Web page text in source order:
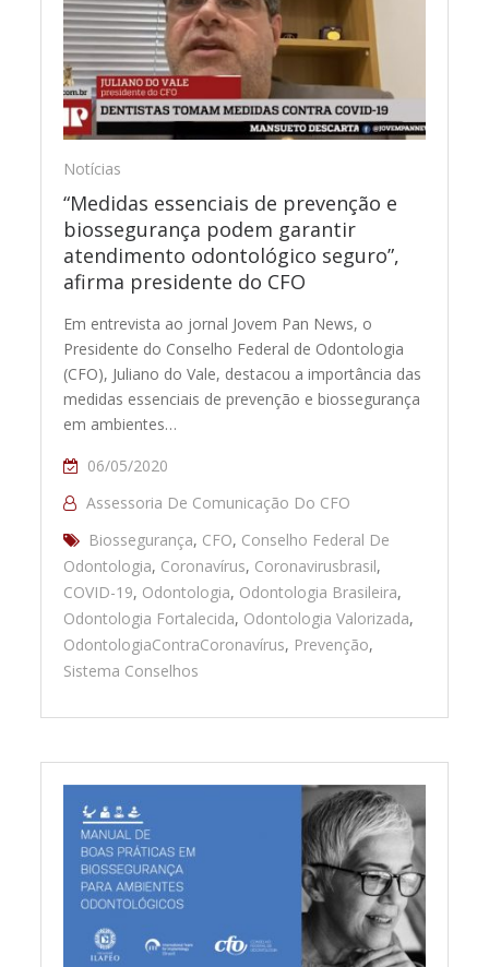
Notícias
“Medidas essenciais de prevenção e
biossegurança podem garantir
atendimento odontológico seguro”,
afirma presidente do CFO
Em entrevista ao jornal Jovem Pan News, o
Presidente do Conselho Federal de Odontologia
(CFO), Juliano do Vale, destacou a importância das
medidas essenciais de prevenção e biossegurança
em ambientes…
06/05/2020
Assessoria De Comunicação Do CFO
Biossegurança, CFO, Conselho Federal De
Odontologia, Coronavírus, Coronavirusbrasil,
COVID-19, Odontologia, Odontologia Brasileira,
Odontologia Fortalecida, Odontologia Valorizada,
OdontologiaContraCoronavírus, Prevenção,
Sistema Conselhos